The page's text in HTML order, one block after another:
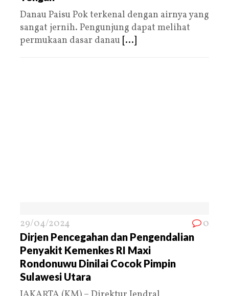
Danau Paisu Pok terkenal dengan airnya yang
sangat jernih. Pengunjung dapat melihat
permukaan dasar danau [...]
29/04/2024 0
Dirjen Pencegahan dan Pengendalian
Penyakit Kemenkes RI Maxi
Rondonuwu Dinilai Cocok Pimpin
Sulawesi Utara